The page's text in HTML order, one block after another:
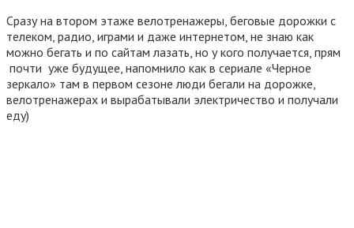
Сразу на втором этаже велотренажеры, беговые дорожки с
телеком, радио, играми и даже интернетом, не знаю как
можно бегать и по сайтам лазать, но у кого получается, прям
почти уже будущее, напомнило как в сериале «Черное
зеркало» там в первом сезоне люди бегали на дорожке,
велотренажерах и вырабатывали электричество и получали
еду)